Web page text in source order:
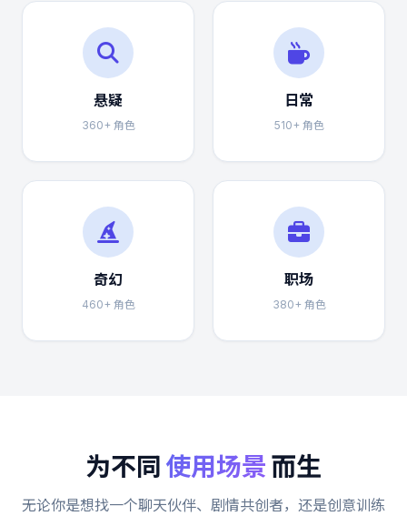
悬疑
360+ 角色
日常
510+ 角色
奇幻
460+ 角色
职场
380+ 角色
为不同 使用场景 而生
无论你是想找一个聊天伙伴、剧情共创者，还是创意训练